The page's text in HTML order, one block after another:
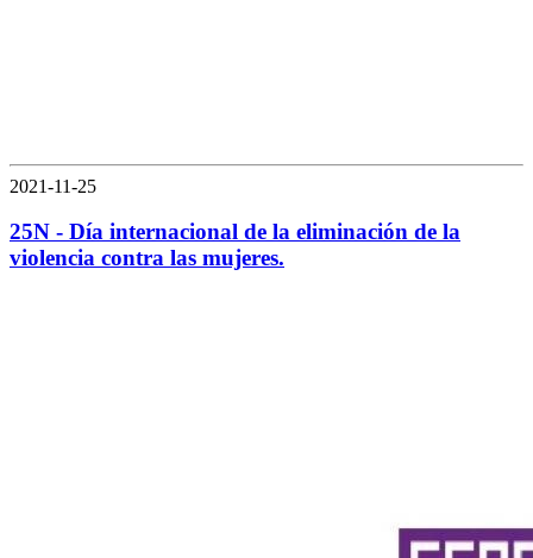
2021-11-25
25N - Día internacional de la eliminación de la
violencia contra las mujeres.